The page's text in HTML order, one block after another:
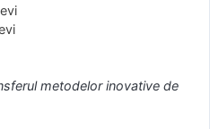
metodelor inovative de